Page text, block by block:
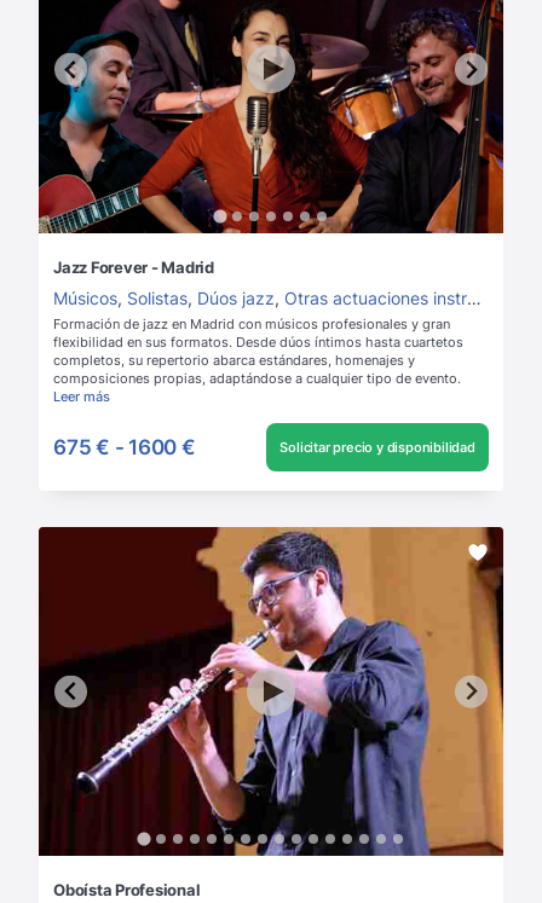
Jazz Forever - Madrid
Músicos, Solistas, Dúos jazz, Otras actuaciones instrumentales
Formación de jazz en Madrid con músicos profesionales y gran
flexibilidad en sus formatos. Desde dúos íntimos hasta cuartetos
completos, su repertorio abarca estándares, homenajes y
composiciones propias, adaptándose a cualquier tipo de evento.
Leer más
675 € - 1600 € Solicitar precio y disponibilidad
Oboísta Profesional